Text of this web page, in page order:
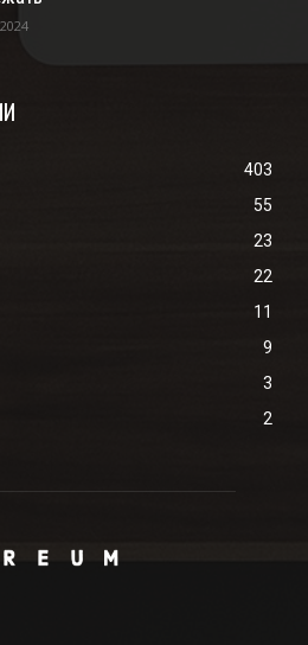
403
55
23
22
11
9
3
2